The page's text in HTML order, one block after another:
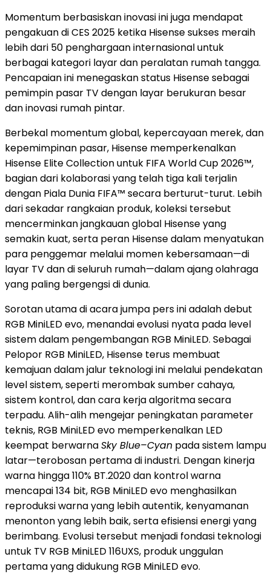
Momentum berbasiskan inovasi ini juga mendapat
pengakuan di CES 2025 ketika Hisense sukses meraih
lebih dari 50 penghargaan internasional untuk
berbagai kategori layar dan peralatan rumah tangga.
Pencapaian ini menegaskan status Hisense sebagai
pemimpin pasar TV dengan layar berukuran besar
dan inovasi rumah pintar.
Berbekal momentum global, kepercayaan merek, dan
kepemimpinan pasar, Hisense memperkenalkan
Hisense Elite Collection untuk FIFA World Cup 2026™,
bagian dari kolaborasi yang telah tiga kali terjalin
dengan Piala Dunia FIFA™ secara berturut-turut. Lebih
dari sekadar rangkaian produk, koleksi tersebut
mencerminkan jangkauan global Hisense yang
semakin kuat, serta peran Hisense dalam menyatukan
para penggemar melalui momen kebersamaan—di
layar TV dan di seluruh rumah—dalam ajang olahraga
yang paling bergengsi di dunia.
Sorotan utama di acara jumpa pers ini adalah debut
RGB MiniLED evo, menandai evolusi nyata pada level
sistem dalam pengembangan RGB MiniLED. Sebagai
Pelopor RGB MiniLED, Hisense terus membuat
kemajuan dalam jalur teknologi ini melalui pendekatan
level sistem, seperti merombak sumber cahaya,
sistem kontrol, dan cara kerja algoritma secara
terpadu. Alih-alih mengejar peningkatan parameter
teknis, RGB MiniLED evo memperkenalkan LED
keempat berwarnaSky Blue–Cyan pada sistem lampu
latar—terobosan pertama di industri. Dengan kinerja
warna hingga 110% BT.2020 dan kontrol warna
mencapai 134 bit, RGB MiniLED evo menghasilkan
reproduksi warna yang lebih autentik, kenyamanan
menonton yang lebih baik, serta efisiensi energi yang
berimbang. Evolusi tersebut menjadi fondasi teknologi
untuk TV RGB MiniLED 116UXS, produk unggulan
pertama yang didukung RGB MiniLED evo.